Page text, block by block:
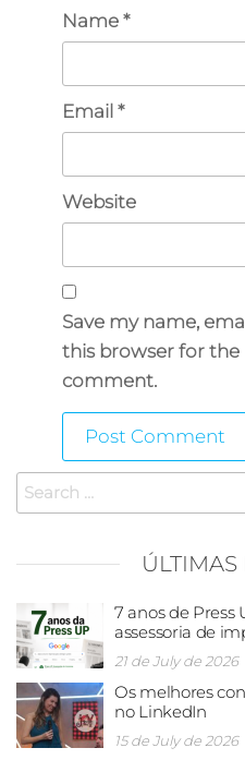
Name *
Email *
Website
Save my name,
this browser for the
comment.
ÚLTIMAS
7 anos de Press
assessoria de
21 de July de 2026
Os melhores
no LinkedIn
15 de July de 2026